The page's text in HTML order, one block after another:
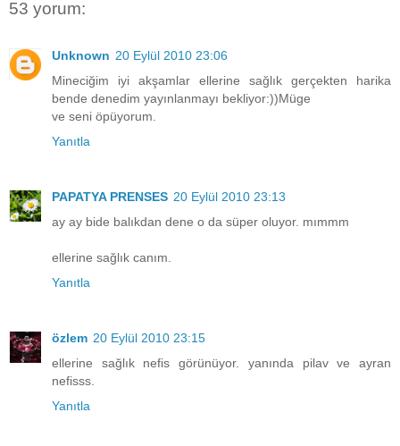
53 yorum:
Unknown 20 Eylül 2010 23:06
Mineciğim iyi akşamlar ellerine sağlık gerçekten harika
bende denedim yayınlanmayı bekliyor:))Müge
ve seni öpüyorum.
Yanıtla
PAPATYA PRENSES 20 Eylül 2010 23:13
ay ay bide balıkdan dene o da süper oluyor. mımmm
ellerine sağlık canım.
Yanıtla
özlem 20 Eylül 2010 23:15
ellerine sağlık nefis görünüyor. yanında pilav ve ayran
nefisss.
Yanıtla